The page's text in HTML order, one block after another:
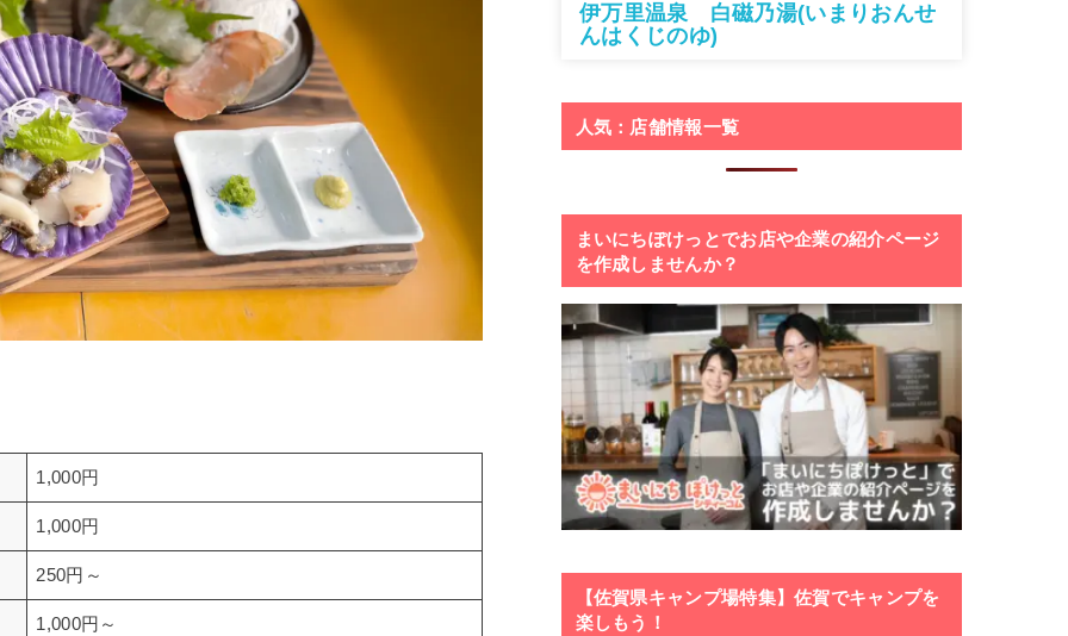
1,000円
1,000円
250円～
1,000円～
伊万里温泉 白磁乃湯(いまりおんせ
んはくじのゆ)
人気：店舗情報一覧
まいにちぽけっとでお店や企業の紹介ページ
を作成しませんか？
【佐賀県キャンプ場特集】佐賀でキャンプを
楽しもう！